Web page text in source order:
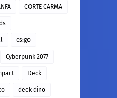
CORTE CARMA
cs:go
Cyberpunk 2077
Deck
deck dino